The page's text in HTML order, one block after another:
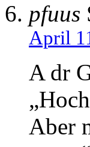
pfuus
April
A dr
Aber